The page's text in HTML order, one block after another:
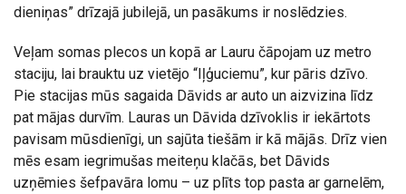
dieniņas” drīzajā jubilejā, un pasākums ir noslēdzies.
Veļam somas plecos un kopā ar Lauru čāpojam uz metro
staciju, lai brauktu uz vietējo “Iļģuciemu”, kur pāris dzīvo.
Pie stacijas mūs sagaida Dāvids ar auto un aizvizina līdz
pat mājas durvīm. Lauras un Dāvida dzīvoklis ir iekārtots
pavisam mūsdienīgi, un sajūta tiešām ir kā mājās. Drīz vien
mēs esam iegrimušas meiteņu klačās, bet Dāvids
uzņēmies šefpavāra lomu – uz plīts top pasta ar garnelēm,